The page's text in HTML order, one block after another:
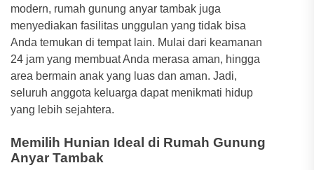
modern, rumah gunung anyar tambak juga
menyediakan fasilitas unggulan yang tidak bisa
Anda temukan di tempat lain. Mulai dari keamanan
24 jam yang membuat Anda merasa aman, hingga
area bermain anak yang luas dan aman. Jadi,
seluruh anggota keluarga dapat menikmati hidup
yang lebih sejahtera.
Memilih Hunian Ideal di Rumah Gunung
Anyar Tambak